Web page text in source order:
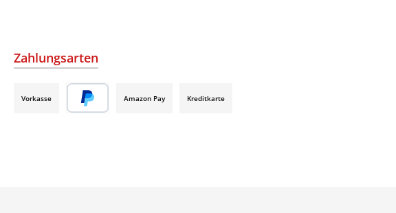
Zahlungsarten
Vorkasse Amazon Pay Kreditkarte